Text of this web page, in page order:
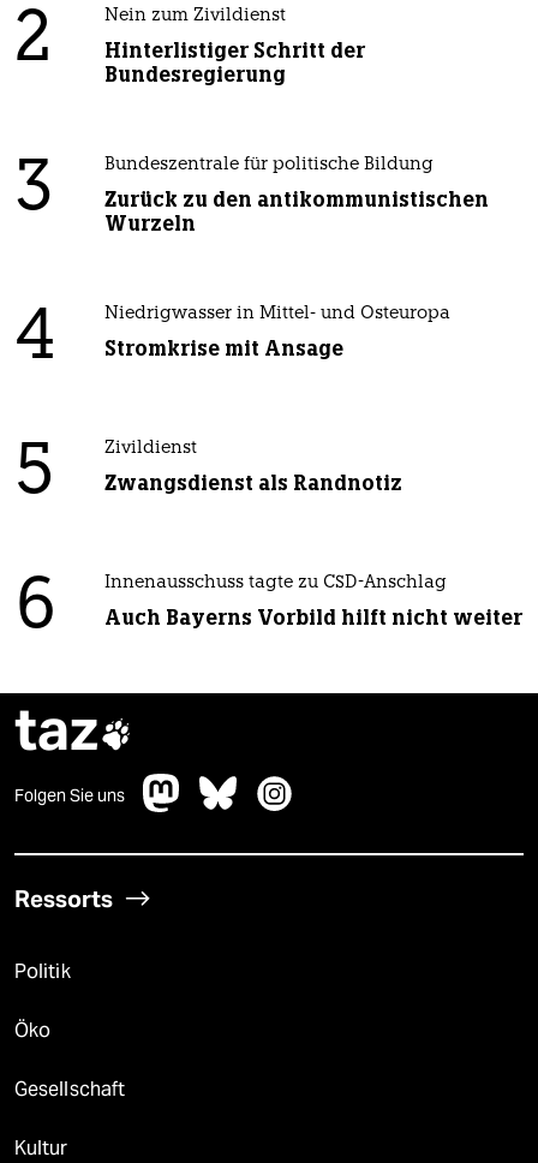
2 Nein zum Zivildienst
Hinterlistiger Schritt der
Bundesregierung
3 Bundeszentrale für politische Bildung
Zurück zu den antikommunistischen
Wurzeln
4 Niedrigwasser in Mittel- und Osteuropa
Stromkrise mit Ansage
5 Zivildienst
Zwangsdienst als Randnotiz
6 Innenausschuss tagte zu CSD-Anschlag
Auch Bayerns Vorbild hilft nicht weiter
taz
Folgen Sie uns
Ressorts
Politik
Öko
Gesellschaft
Kultur